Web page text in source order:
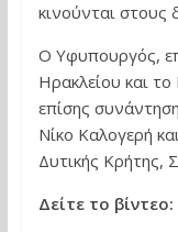
κινούνται στους
Ο Υφυπουργός,
Ηρακλείου και το
επίσης
Νίκο Καλογερή
Δυτικής Κρήτης,
Δείτε το βίντεο: